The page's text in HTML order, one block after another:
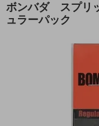
ボンバダ スプリ
ュラーパック